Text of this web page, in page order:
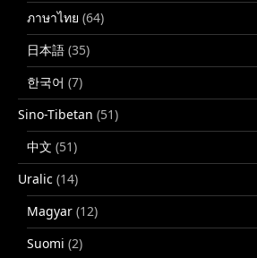
ภาษาไทย (64)
日本語 (35)
한국어 (7)
Sino-Tibetan (51)
中文 (51)
Uralic (14)
Magyar (12)
Suomi (2)